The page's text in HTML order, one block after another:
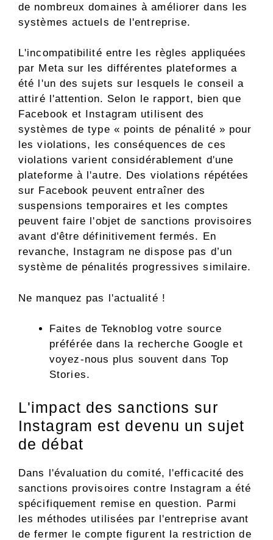
de nombreux domaines à améliorer dans les
systèmes actuels de l'entreprise.
L'incompatibilité entre les règles appliquées
par Meta sur les différentes plateformes a
été l'un des sujets sur lesquels le conseil a
attiré l'attention. Selon le rapport, bien que
Facebook et Instagram utilisent des
systèmes de type « points de pénalité » pour
les violations, les conséquences de ces
violations varient considérablement d'une
plateforme à l'autre. Des violations répétées
sur Facebook peuvent entraîner des
suspensions temporaires et les comptes
peuvent faire l'objet de sanctions provisoires
avant d'être définitivement fermés. En
revanche, Instagram ne dispose pas d’un
système de pénalités progressives similaire.
Ne manquez pas l'actualité !
Faites de Teknoblog votre source
préférée dans la recherche Google et
voyez-nous plus souvent dans Top
Stories.
L'impact des sanctions sur
Instagram est devenu un sujet
de débat
Dans l'évaluation du comité, l'efficacité des
sanctions provisoires contre Instagram a été
spécifiquement remise en question. Parmi
les méthodes utilisées par l'entreprise avant
de fermer le compte figurent la restriction de